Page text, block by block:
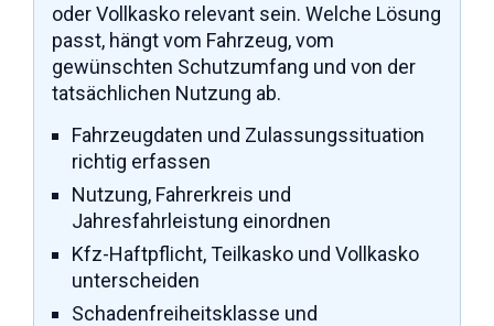
oder Vollkasko relevant sein. Welche Lösung
passt, hängt vom Fahrzeug, vom
gewünschten Schutzumfang und von der
tatsächlichen Nutzung ab.
Fahrzeugdaten und Zulassungssituation
richtig erfassen
Nutzung, Fahrerkreis und
Jahresfahrleistung einordnen
Kfz-Haftpflicht, Teilkasko und Vollkasko
unterscheiden
Schadenfreiheitsklasse und